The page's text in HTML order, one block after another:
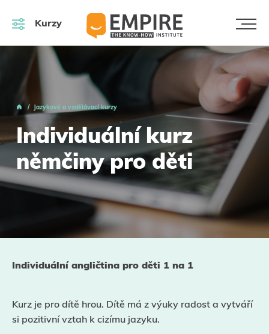
Kurzy
Jazykové a vzdělávací kurzy
Individuální kurz
němčiny pro děti
Individuální angličtina pro děti 1 na 1
Kurz je pro dítě hrou. Dítě má z výuky radost a vytváří
si pozitivní vztah k cizímu jazyku.